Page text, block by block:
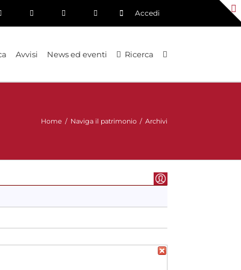
Accedi
Avvisi News ed eventi Ricerca
Home / Naviga il patrimonio / Archivi